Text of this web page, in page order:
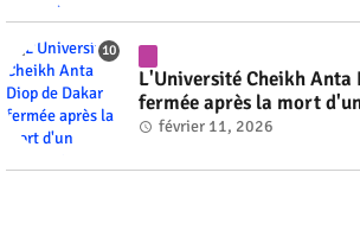
L'Université Cheikh Anta
fermée après la mort
#RwOT
février 11, 2026